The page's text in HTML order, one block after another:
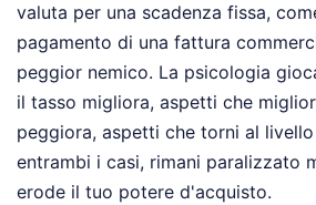
valuta per una scadenza fissa,
pagamento di una fattura
peggior nemico. La psicologia
il tasso migliora, aspetti che
peggiora, aspetti che torni al
entrambi i casi, rimani paralizzato
erode il tuo potere d'acquisto.